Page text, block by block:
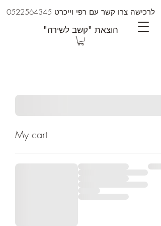
"הוצאת "קשב לשירה
לרכישה צרו קשר עם רפי וייכרט 0522564345
My cart